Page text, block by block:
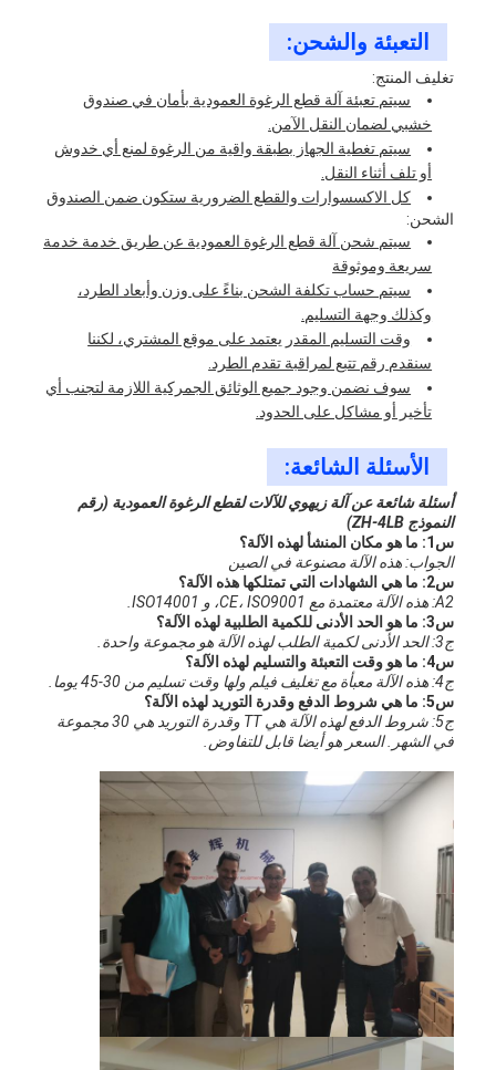
التعبئة والشحن:
تغليف المنتج:
سيتم تعبئة آلة قطع الرغوة العمودية بأمان في صندوق
خشبي لضمان النقل الآمن.
سيتم تغطية الجهاز بطبقة واقية من الرغوة لمنع أي خدوش
أو تلف أثناء النقل.
كل الاكسسوارات والقطع الضرورية ستكون ضمن الصندوق
الشحن:
سيتم شحن آلة قطع الرغوة العمودية عن طريق خدمة خدمة
سريعة وموثوقة
سيتم حساب تكلفة الشحن بناءً على وزن وأبعاد الطرد،
وكذلك وجهة التسليم.
وقت التسليم المقدر يعتمد على موقع المشتري، لكننا
سنقدم رقم تتبع لمراقبة تقدم الطرد.
سوف نضمن وجود جميع الوثائق الجمركية اللازمة لتجنب أي
تأخير أو مشاكل على الحدود.
الأسئلة الشائعة:
أسئلة شائعة عن آلة زيهوي للآلات لقطع الرغوة العمودية (رقم
النموذج ZH-4LB)
س1: ما هو مكان المنشأ لهذه الآلة؟
الجواب: هذه الآلة مصنوعة في الصين
س2: ما هي الشهادات التي تمتلكها هذه الآلة؟
A2: هذه الآلة معتمدة مع CE، ISO9001، و ISO14001.
س3: ما هو الحد الأدنى للكمية الطلبية لهذه الآلة؟
ج3: الحد الأدنى لكمية الطلب لهذه الآلة هو مجموعة واحدة.
س4: ما هو وقت التعبئة والتسليم لهذه الآلة؟
ج4: هذه الآلة معبأة مع تغليف فيلم ولها وقت تسليم من 30-45 يوما.
س5: ما هي شروط الدفع وقدرة التوريد لهذه الآلة؟
ج5: شروط الدفع لهذه الآلة هي TT وقدرة التوريد هي 30 مجموعة
في الشهر. السعر هو أيضا قابل للتفاوض.